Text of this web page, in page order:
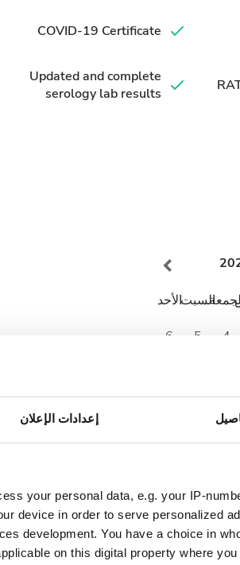
إعدادات الإعلان
your personal data, e.g. your IP-
device in order to serve personalized
development. You have a choice in
on this digital property where
COVID-19 Certificate
Updated and complete
serology lab results
السبتالأحد
4
5
6
25
26
27